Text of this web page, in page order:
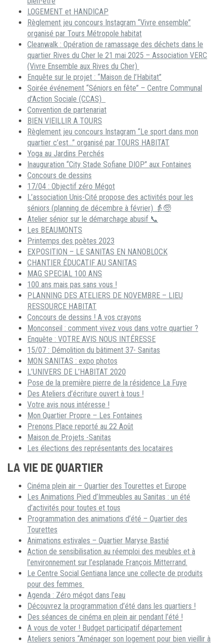
LOGEMENT et HANDICAP
Règlement jeu concours Instagram “Vivre ensemble”
organisé par Tours Métropole habitat
Cleanwalk : Opération de ramassage des déchets dans le
quartier Rives du Cher le 21 mai 2025 – Association VERC
(Vivre Ensemble aux Rives du Cher)
Enquête sur le projet : “Maison de l’Habitat”
Soirée événement “Séniors en fête” – Centre Communal
d’Action Sociale (CCAS)
Convention de partenariat
BIEN VIEILLIR A TOURS
Règlement jeu concours Instagram “Le sport dans mon
quartier c’est…” organisé par TOURS HABITAT
Yoga au Jardins Perchés
Inauguration “City Stade Sofiane DIOP” aux Fontaines
Concours de dessins
17/04 : Objectif zéro Mégot
L’association Unis-Cité propose des activités pour les
séniors (planning de décembre à février) 👵🧓
Atelier sénior sur le démarchage abusif 📞
Les BEAUMONTS
Printemps des poètes 2023
EXPOSITION – LE SANITAS EN NANOBLOCK
CHANTIER ÉDUCATIF AU SANITAS
MAG SPECIAL 100 ANS
100 ans mais pas sans vous !
PLANNING DES ATELIERS DE NOVEMBRE – LIEU
RESSOURCE HABITAT
Concours de dessins ! A vos crayons
Monconseil : comment vivez vous dans votre quartier ?
Enquête : VOTRE AVIS NOUS INTÉRESSE
15/07 : Démolition du bâtiment 37- Sanitas
MON SANITAS : expo photos
L’UNIVERS DE L’HABITAT 2020
Pose de la première pierre de la résidence La Fuye
Des Ateliers d’écriture ouvert à tous !
Votre avis nous intéresse !
Mon Quartier Propre – Les Fontaines
Prenons Place reporté au 22 Août
Maison de Projets -Sanitas
Les élections des représentants des locataires
LA VIE DE QUARTIER
Cinéma plein air – Quartier des Tourettes et Europe
Les Animations Pied d’Immeubles au Sanitas : un été
d’activités pour toutes et tous
Programmation des animations d’été – Quartier des
Tourettes
Animations estivales – Quartier Maryse Bastié
Action de sensibilisation au réemploi des meubles et à
l’environnement sur l’esplanade François Mitterrand.
Le Centre Social Gentiana lance une collecte de produits
pour des femmes
Agenda : Zéro mégot dans l’eau
Découvrez la programmation d’été dans les quartiers !
Des séances de cinéma en plein air pendant l’été !
A vous de voter ! Budget participatif département
Ateliers seniors “Aménager son logement pour bien vieillir à